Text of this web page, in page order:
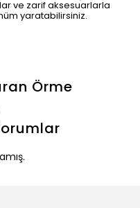
ve zarif aksesuarlarla
yaratabilirsiniz.
Örme